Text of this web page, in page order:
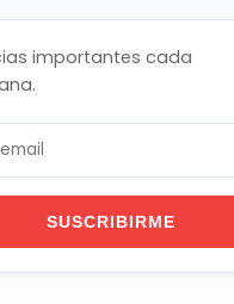
importantes cada
SUSCRIBIRME